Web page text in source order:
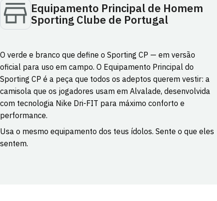
Equipamento Principal de Homem
Sporting Clube de Portugal
O verde e branco que define o Sporting CP — em versão
oficial para uso em campo. O Equipamento Principal do
Sporting CP é a peça que todos os adeptos querem vestir: a
camisola que os jogadores usam em Alvalade, desenvolvida
com tecnologia Nike Dri-FIT para máximo conforto e
performance.
Usa o mesmo equipamento dos teus ídolos. Sente o que eles
sentem.